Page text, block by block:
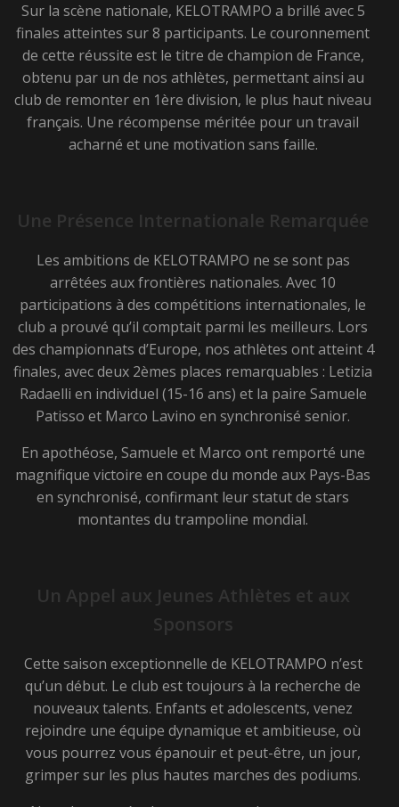
Sur la scène nationale, KELOTRAMPO a brillé avec 5
finales atteintes sur 8 participants. Le couronnement
de cette réussite est le titre de champion de France,
obtenu par un de nos athlètes, permettant ainsi au
club de remonter en 1ère division, le plus haut niveau
français. Une récompense méritée pour un travail
acharné et une motivation sans faille.
Une Présence Internationale Remarquée
Les ambitions de KELOTRAMPO ne se sont pas
arrêtées aux frontières nationales. Avec 10
participations à des compétitions internationales, le
club a prouvé qu’il comptait parmi les meilleurs. Lors
des championnats d’Europe, nos athlètes ont atteint 4
finales, avec deux 2èmes places remarquables : Letizia
Radaelli en individuel (15-16 ans) et la paire Samuele
Patisso et Marco Lavino en synchronisé senior.
En apothéose, Samuele et Marco ont remporté une
magnifique victoire en coupe du monde aux Pays-Bas
en synchronisé, confirmant leur statut de stars
montantes du trampoline mondial.
Un Appel aux Jeunes Athlètes et aux
Sponsors
Cette saison exceptionnelle de KELOTRAMPO n’est
qu’un début. Le club est toujours à la recherche de
nouveaux talents. Enfants et adolescents, venez
rejoindre une équipe dynamique et ambitieuse, où
vous pourrez vous épanouir et peut-être, un jour,
grimper sur les plus hautes marches des podiums.